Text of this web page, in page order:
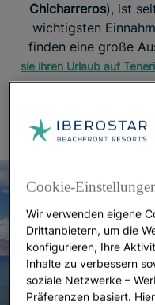
Chicharreros), ist
wichtigsten
finden eine große
sie ihren Urlaub auf
Hotels in Costa Adeje
Cookie-
Wir verwenden eigene
Drittanbietern, um die
konfigurieren, Ihre
Inhalte zu verbessern
soziale Netzwerke –
Präferenzen basiert.